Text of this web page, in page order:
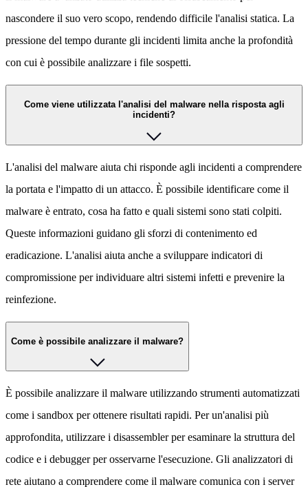
nascondere il suo vero scopo, rendendo difficile l'analisi statica. La
pressione del tempo durante gli incidenti limita anche la profondità
con cui è possibile analizzare i file sospetti.
Come viene utilizzata l'analisi del malware nella risposta agli
incidenti?
L'analisi del malware aiuta chi risponde agli incidenti a comprendere
la portata e l'impatto di un attacco. È possibile identificare come il
malware è entrato, cosa ha fatto e quali sistemi sono stati colpiti.
Queste informazioni guidano gli sforzi di contenimento ed
eradicazione. L'analisi aiuta anche a sviluppare indicatori di
compromissione per individuare altri sistemi infetti e prevenire la
reinfezione.
Come è possibile analizzare il malware?
È possibile analizzare il malware utilizzando strumenti automatizzati
come i sandbox per ottenere risultati rapidi. Per un'analisi più
approfondita, utilizzare i disassembler per esaminare la struttura del
codice e i debugger per osservarne l'esecuzione. Gli analizzatori di
rete aiutano a comprendere come il malware comunica con i server